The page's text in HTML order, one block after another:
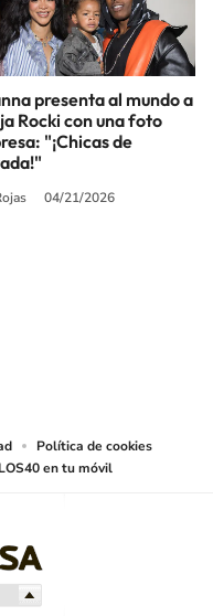
presenta al mundo a
Rocki con una foto
"¡Chicas de
04/21/2026
Política de cookies
LOS40 en tu móvil